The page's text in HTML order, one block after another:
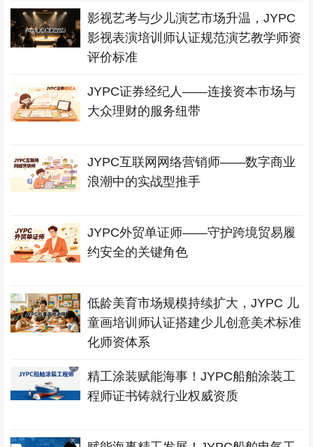
影视艺考与少儿演艺市场升温，JYPC
影视表演培训师认证规范演艺教学师资
评价标准
JYPC证券经纪人——连接资本市场与
大众理财的服务纽带
JYPC互联网网络营销师——数字商业
浪潮中的实战型推手
JYPC外贸单证师——守护跨境贸易履
约安全的关键角色
低龄美育市场规模持续扩大，JYPC 儿
童画培训师认证搭建少儿创意美术标准
化师资体系
精工涂装赋能海事！JYPC船舶涂装工
程师证书铸就行业权威资质